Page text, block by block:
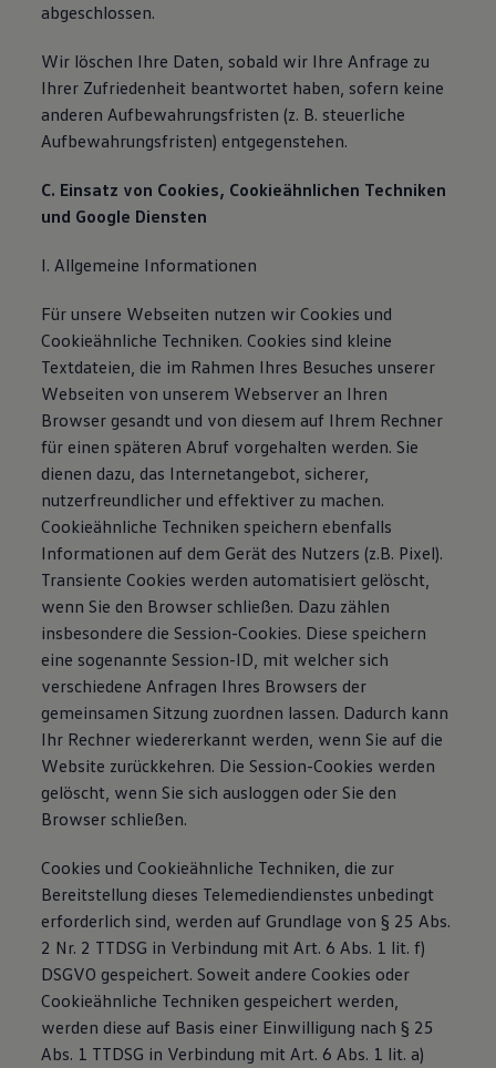
abgeschlossen.
Wir löschen Ihre Daten, sobald wir Ihre Anfrage zu
Ihrer Zufriedenheit beantwortet haben, sofern keine
anderen Aufbewahrungsfristen (z. B. steuerliche
Aufbewahrungsfristen) entgegenstehen.
C. Einsatz von Cookies, Cookieähnlichen Techniken
und Google Diensten
I. Allgemeine Informationen
Für unsere Webseiten nutzen wir Cookies und
Cookieähnliche Techniken. Cookies sind kleine
Textdateien, die im Rahmen Ihres Besuches unserer
Webseiten von unserem Webserver an Ihren
Browser gesandt und von diesem auf Ihrem Rechner
für einen späteren Abruf vorgehalten werden. Sie
dienen dazu, das Internetangebot, sicherer,
nutzerfreundlicher und effektiver zu machen.
Cookieähnliche Techniken speichern ebenfalls
Informationen auf dem Gerät des Nutzers (z.B. Pixel).
Transiente Cookies werden automatisiert gelöscht,
wenn Sie den Browser schließen. Dazu zählen
insbesondere die Session-Cookies. Diese speichern
eine sogenannte Session-ID, mit welcher sich
verschiedene Anfragen Ihres Browsers der
gemeinsamen Sitzung zuordnen lassen. Dadurch kann
Ihr Rechner wiedererkannt werden, wenn Sie auf die
Website zurückkehren. Die Session-Cookies werden
gelöscht, wenn Sie sich ausloggen oder Sie den
Browser schließen.
Cookies und Cookieähnliche Techniken, die zur
Bereitstellung dieses Telemediendienstes unbedingt
erforderlich sind, werden auf Grundlage von § 25 Abs.
2 Nr. 2 TTDSG in Verbindung mit Art. 6 Abs. 1 lit. f)
DSGVO gespeichert. Soweit andere Cookies oder
Cookieähnliche Techniken gespeichert werden,
werden diese auf Basis einer Einwilligung nach § 25
Abs. 1 TTDSG in Verbindung mit Art. 6 Abs. 1 lit. a)